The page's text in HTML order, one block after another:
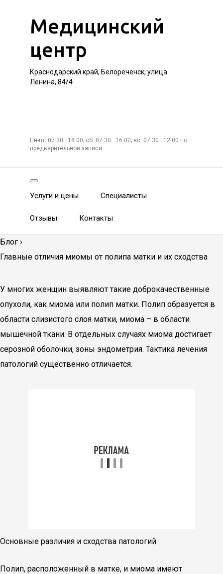
Медицинский
центр
Краснодарский край, Белореченск, улица
Ленина, 84/4
Пн-пт: 07:30—18:00; сб: 07:30—16:00; вс: 07:30—12:00 по
предварительной записи
Услуги и цены Специалисты
Отзывы Контакты
Блог ›
Главные отличия миомы от полипа матки и их сходства
У многих женщин выявляют такие доброкачественные
опухоли, как миома или полип матки. Полип образуется в
области слизистого слоя матки, миома – в области
мышечной ткани. В отдельных случаях миома достигает
серозной оболочки, зоны эндометрия. Тактика лечения
патологий существенно отличается.
Основные различия и сходства патологий
Полип, расположенный в матке, и миома имеют